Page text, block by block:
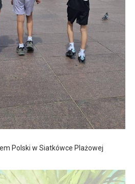
Polski w Siatkówce Plażowej